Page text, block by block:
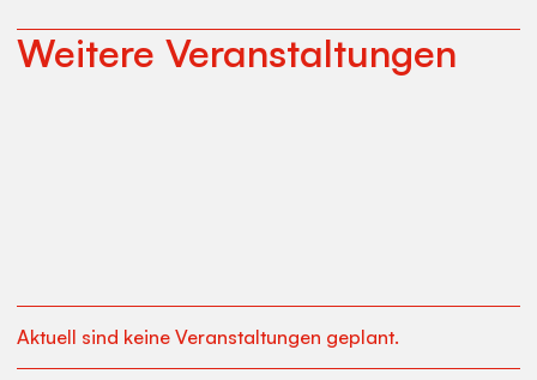
Weitere Veranstaltungen
Aktuell sind keine Veranstaltungen geplant.